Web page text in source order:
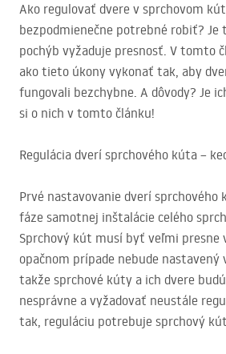
Ako regulovať dvere v sprchovom
bezpodmienečne potrebné robiť? Je
pochýb vyžaduje presnosť. V tomto
ako tieto úkony vykonať tak, aby
fungovali bezchybne. A dôvody? Je
si o nich v tomto článku!
Regulácia dverí sprchového kúta –
Prvé nastavovanie dverí sprchového
fáze samotnej inštalácie celého
Sprchový kút musí byť veľmi presne
opačnom prípade nebude nastavený
takže sprchové kúty a ich dvere
nesprávne a vyžadovať neustále
tak, reguláciu potrebuje sprchový